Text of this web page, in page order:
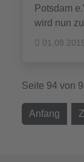
Potsdam
wird nun
Seite 94 von
Anfang